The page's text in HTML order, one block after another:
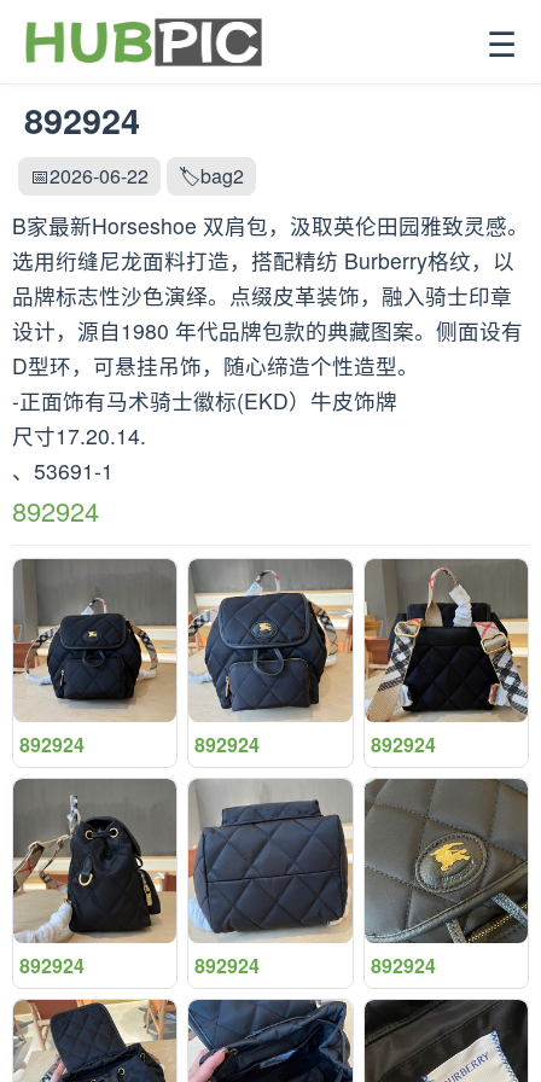
☰
892924
📅2026-06-22 🏷️bag2
B家最新Horseshoe 双肩包，汲取英伦田园雅致灵感。
选用绗缝尼龙面料打造，搭配精纺 Burberry格纹，以
品牌标志性沙色演绎。点缀皮革装饰，融入骑士印章
设计，源自1980 年代品牌包款的典藏图案。侧面设有
D型环，可悬挂吊饰，随心缔造个性造型。
-正面饰有马术骑士徽标(EKD）牛皮饰牌
尺寸17.20.14.
、53691-1
892924
892924 892924 892924
892924 892924 892924